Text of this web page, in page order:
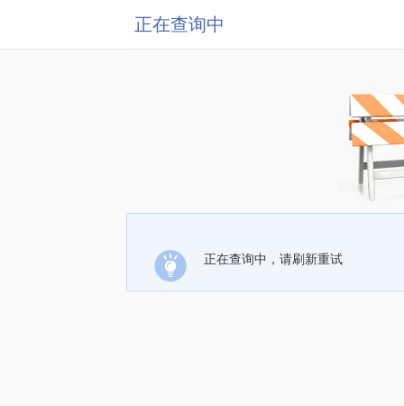
正在查询中
正在查询中，请刷新重试